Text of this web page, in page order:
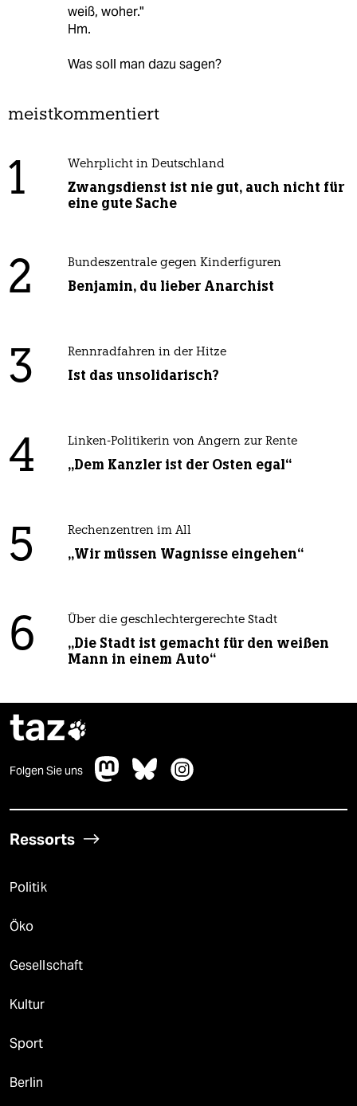
weiß, woher."
Hm.
Was soll man dazu sagen?
meistkommentiert
1 Wehrplicht in Deutschland
Zwangsdienst ist nie gut, auch nicht für
eine gute Sache
2 Bundeszentrale gegen Kinderfiguren
Benjamin, du lieber Anarchist
3 Rennradfahren in der Hitze
Ist das unsolidarisch?
4 Linken-Politikerin von Angern zur Rente
„Dem Kanzler ist der Osten egal“
5 Rechenzentren im All
„Wir müssen Wagnisse eingehen“
6 Über die geschlechtergerechte Stadt
„Die Stadt ist gemacht für den weißen
Mann in einem Auto“
taz
Folgen Sie uns
Ressorts
Politik
Öko
Gesellschaft
Kultur
Sport
Berlin